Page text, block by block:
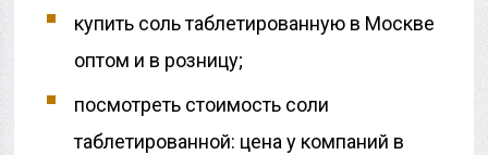
купить соль таблетированную в Москве
оптом и в розницу;
посмотреть стоимость соли
таблетированной: цена у компаний в